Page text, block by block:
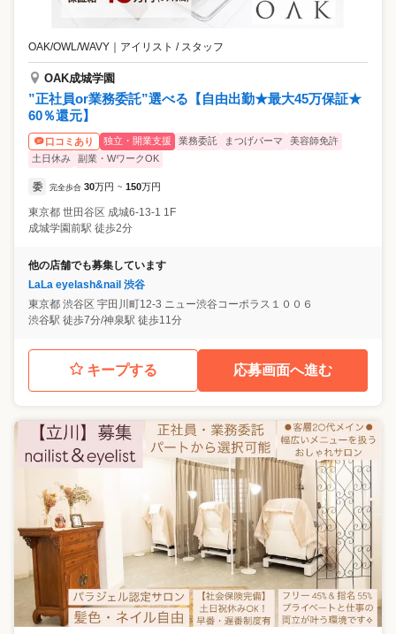
OAK/OWL/WAVY ｜ アイリスト / スタッフ
OAK成城学園
”正社員or業務委託”選べる【自由出勤★最大45万保証★
60％還元】
口コミあり 独立・開業支援 業務委託 まつげパーマ
美容師免許
土日休み
副業・WワークOK
委 完全歩合 30万円 ~ 150万円
東京都 世田谷区 成城6-13-1 1F
成城学園前駅 徒歩2分
他の店舗でも募集しています
LaLa eyelash&nail 渋谷
東京都 渋谷区 宇田川町12-3 ニュー渋谷コーポラス１００６
渋谷駅 徒歩7分/神泉駅 徒歩11分
キープする 応募画面へ進む